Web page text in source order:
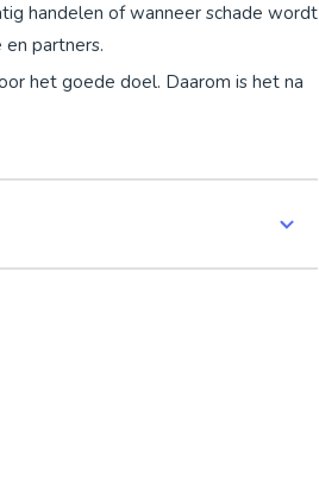
handelen of wanneer schade wordt
partners.
het goede doel. Daarom is het na